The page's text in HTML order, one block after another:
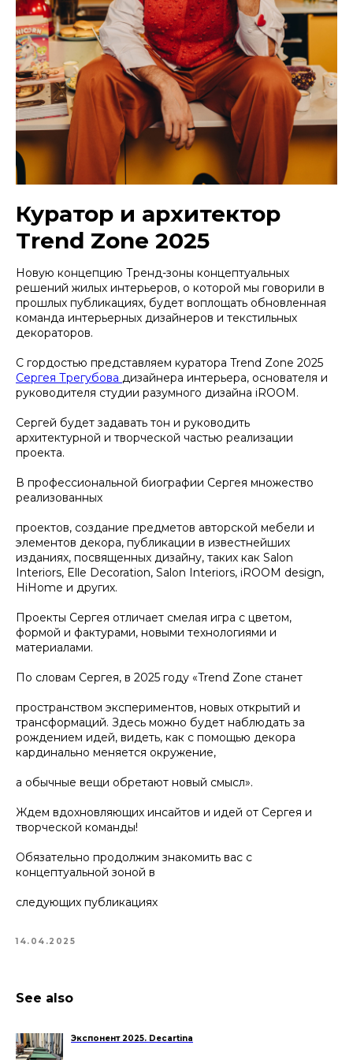
Куратор и архитектор
Trend Zone 2025
Новую концепцию Тренд-зоны концептуальных
решений жилых интерьеров, о которой мы говорили в
прошлых публикациях, будет воплощать обновленная
команда интерьерных дизайнеров и текстильных
декораторов.
С гордостью представляем куратора Trend Zone 2025
Сергея Трегубова дизайнера интерьера, основателя и
руководителя студии разумного дизайна iROOM.
Сергей будет задавать тон и руководить
архитектурной и творческой частью реализации
проекта.
В профессиональной биографии Сергея множество
реализованных
проектов, создание предметов авторской мебели и
элементов декора, публикации в известнейших
изданиях, посвященных дизайну, таких как Salon
Interiors, Elle Decoration, Salon Interiors, iROOM design,
HiHome и других.
Проекты Сергея отличает смелая игра с цветом,
формой и фактурами, новыми технологиями и
материалами.
По словам Сергея, в 2025 году «Trend Zone станет
пространством экспериментов, новых открытий и
трансформаций. Здесь можно будет наблюдать за
рождением идей, видеть, как с помощью декора
кардинально меняется окружение,
а обычные вещи обретают новый смысл».
Ждем вдохновляющих инсайтов и идей от Сергея и
творческой команды!
Обязательно продолжим знакомить вас с
концептуальной зоной в
следующих публикациях
14.04.2025
See also
Экспонент 2025. Decartina